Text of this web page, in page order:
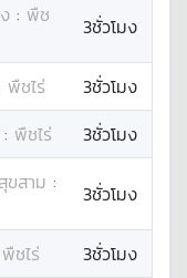
: พืช
3ชั่วโมง
พืชไร่
3ชั่วโมง
: พืชไร่
3ชั่วโมง
ขสาม :
3ชั่วโมง
พืชไร่
3ชั่วโมง